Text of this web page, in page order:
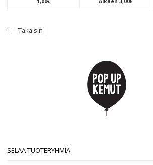
Takaisin
SELAA TUOTERYHMIÄ